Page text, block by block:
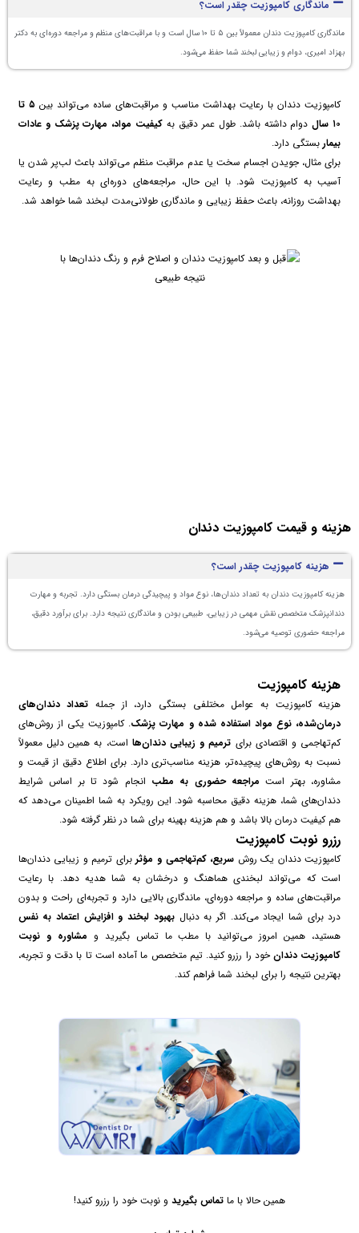
ماندگاری کامپوزیت چقدر است؟
ماندگاری کامپوزیت دندان معمولاً بین ۵ تا ۱۰ سال است و با مراقبت‌های منظم و مراجعه دوره‌ای به دکتر
بهزاد امیری، دوام و زیبایی لبخند شما حفظ می‌شود.
کامپوزیت دندان با رعایت بهداشت مناسب و مراقبت‌های ساده می‌تواند بین
۵ تا
۱۰ سال
دوام داشته باشد. طول عمر دقیق به کیفیت مواد، مهارت پزشک و عادات
بیمار بستگی دارد.
برای مثال، جویدن اجسام سخت یا عدم مراقبت منظم می‌تواند باعث لب‌پر شدن یا
آسیب به کامپوزیت شود. با این حال، مراجعه‌های دوره‌ای به مطب و رعایت
بهداشت روزانه، باعث حفظ زیبایی و ماندگاری طولانی‌مدت لبخند شما خواهد شد.
هزینه و قیمت کامپوزیت دندان
هزینه کامپوزیت چقدر است؟
هزینه کامپوزیت دندان به تعداد دندان‌ها، نوع مواد و پیچیدگی درمان بستگی دارد. تجربه و مهارت
دندانپزشک متخصص نقش مهمی در زیبایی، طبیعی بودن و ماندگاری نتیجه دارد. برای برآورد دقیق،
مراجعه حضوری توصیه می‌شود.
هزینه کامپوزیت
هزینه کامپوزیت به عوامل مختلفی بستگی دارد، از جمله تعداد دندان‌های
درمان‌شده، نوع مواد استفاده شده و مهارت پزشک. کامپوزیت یکی از روش‌های
کم‌تهاجمی و اقتصادی برای ترمیم و زیبایی دندان‌ها است، به همین دلیل معمولاً
نسبت به روش‌های پیچیده‌تر، هزینه مناسب‌تری دارد. برای اطلاع دقیق از قیمت و
مشاوره، بهتر است مراجعه حضوری به مطب انجام شود تا بر اساس شرایط
دندان‌های شما، هزینه دقیق محاسبه شود. این رویکرد به شما اطمینان می‌دهد که
هم کیفیت درمان بالا باشد و هم هزینه بهینه برای شما در نظر گرفته شود.
رزرو نوبت کامپوزیت
کامپوزیت دندان یک روش سریع، کم‌تهاجمی و مؤثربرای ترمیم و زیبایی دندان‌ها
است که می‌تواند لبخندی هماهنگ و درخشان به شما هدیه دهد. با رعایت
مراقبت‌های ساده و مراجعه دوره‌ای، ماندگاری بالایی دارد و تجربه‌ای راحت و بدون
درد برای شما ایجاد می‌کند. اگر به دنبالبهبود لبخند و افزایش اعتماد به نفس
هستید، همین امروز می‌توانید با مطب ما تماس بگیرید و مشاوره و نوبت
کامپوزیت دندان خود را رزرو کنید. تیم متخصص ما آماده است تا با دقت و تجربه،
بهترین نتیجه را برای لبخند شما فراهم کند.
همین حالا با ما تماس بگیرید و نوبت خود را رزرو کنید!